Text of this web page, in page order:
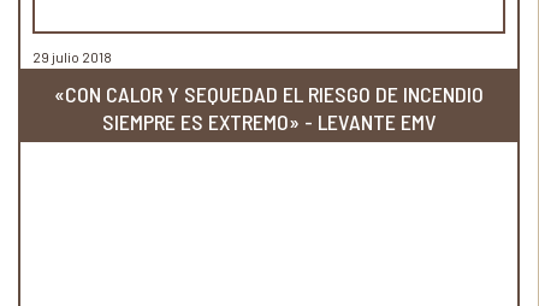
29 julio 2018
«CON CALOR Y SEQUEDAD EL RIESGO DE INCENDIO
SIEMPRE ES EXTREMO» - LEVANTE EMV